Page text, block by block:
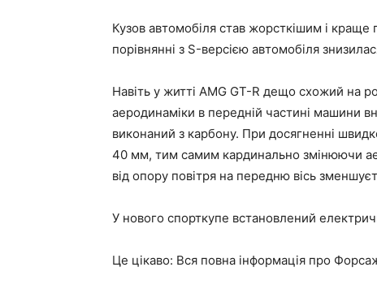
Кузов автомобіля став жорсткішим і
порівнянні з S-версією автомобіля
Навіть у житті AMG GT-R дещо схожий на
аеродинаміки в передній частині машини
виконаний з карбону. При досягненні
40 мм, тим самим кардинально змінюючи
від опору повітря на передню вісь
У нового спорткупе встановлений
Це цікаво: Вся повна інформація про